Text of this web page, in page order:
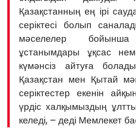
Қазақстанның ең ірі
серіктесі болып
мәселелер
ұстанымдары ұқсас
күмәнсіз айтуға
Қазақстан мен Қытай
серіктестер екенін
үрдіс халқымыздың
келеді, – деді Мемлекет